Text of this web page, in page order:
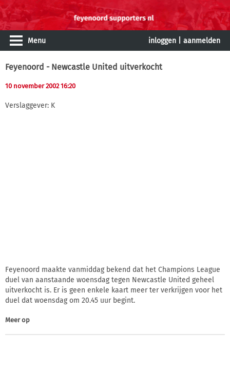
Menu inloggen aanmelden
Feyenoord - Newcastle United uitverkocht
10 november 2002 16:20
Verslaggever: K
Feyenoord maakte vanmiddag bekend dat het Champions League
duel van aanstaande woensdag tegen Newcastle United geheel
uitverkocht is. Er is geen enkele kaart meer ter verkrijgen voor het
duel dat woensdag om 20.45 uur begint.
Meer op